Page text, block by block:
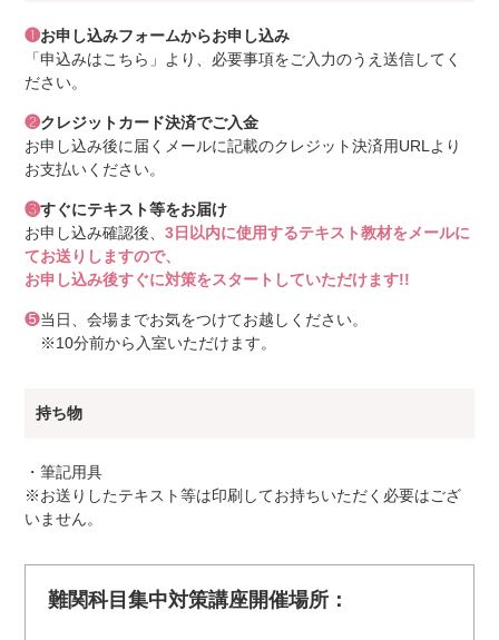
❶お申し込みフォームからお申し込み
「申込みはこちら」より、必要事項をご入力のうえ送信してく
ださい。
❷クレジットカード決済でご入金
お申し込み後に届くメールに記載のクレジット決済用URLより
お支払いください。
❸すぐにテキスト等をお届け
お申し込み確認後、 3日以内に使用するテキスト教材をメールに
てお送りしますので、
お申し込み後すぐに対策をスタートしていただけます!!
❺当日、会場までお気をつけてお越しください。
※10分前から入室いただけます。
持ち物
・筆記用具
※お送りしたテキスト等は印刷してお持ちいただく必要はござ
いません。
難関科目集中対策講座開催場所：